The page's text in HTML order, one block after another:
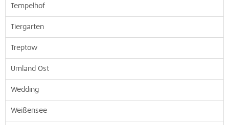
Tempelhof
Tiergarten
Treptow
Umland Ost
Wedding
Weißensee